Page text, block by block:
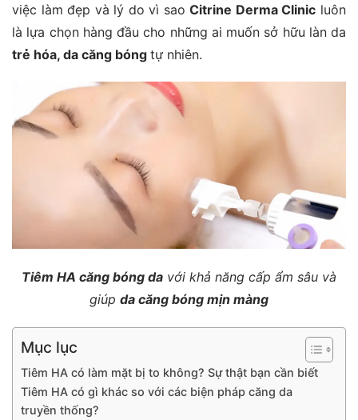
việc làm đẹp và lý do vì saoCitrine Derma Clinic luôn
là lựa chọn hàng đầu cho những ai muốn sở hữu làn da
trẻ hóa, da căng bóng tự nhiên.
Tiêm HA căng bóng da với khả năng cấp ẩm sâu và
giúp da căng bóng mịn màng
Mục lục
Tiêm HA có làm mặt bị to không? Sự thật bạn cần biết
Tiêm HA có gì khác so với các biện pháp căng da
truyền thống?